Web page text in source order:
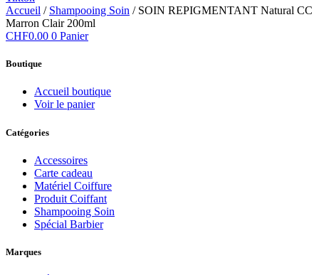
Accueil / Shampooing Soin / SOIN REPIGMENTANT Natural CC
Marron Clair 200ml
CHF0.00 0 Panier
Boutique
Accueil boutique
Voir le panier
Catégories
Accessoires
Carte cadeau
Matériel Coiffure
Produit Coiffant
Shampooing Soin
Spécial Barbier
Marques